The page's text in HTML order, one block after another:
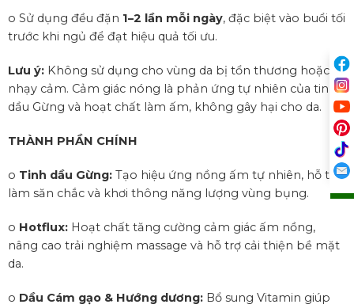
o Sử dụng đều đặn 1–2 lần mỗi ngày, đặc biệt vào buổi tối
trước khi ngủ để đạt hiệu quả tối ưu.
Lưu ý: Không sử dụng cho vùng da bị tổn thương hoặc
nhạy cảm. Cảm giác nóng là phản ứng tự nhiên của tinh
dầu Gừng và hoạt chất làm ấm, không gây hại cho da.
THÀNH PHẦN CHÍNH
o Tinh dầu Gừng: Tạo hiệu ứng nồng ấm tự nhiên, hỗ trợ
làm săn chắc và khơi thông năng lượng vùng bụng.
o Hotflux: Hoạt chất tăng cường cảm giác ấm nồng,
nâng cao trải nghiệm massage và hỗ trợ cải thiện bề mặt
da.
o Dầu Cám gạo & Hướng dương: Bổ sung Vitamin giúp